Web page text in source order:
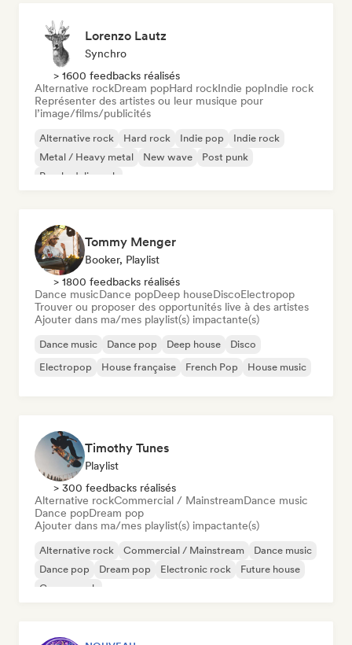
Lorenzo Lautz
Synchro
> 1600 feedbacks réalisés
Alternative rockDream popHard rockIndie popIndie rock
Représenter des artistes ou leur musique pour
l’image/films/publicités
Alternative rock Hard rock Indie pop
Indie rock
Metal / Heavy metal
New wave
Post punk
Psychedelic rock
Tommy Menger
Booker, Playlist
> 1800 feedbacks réalisés
Dance musicDance popDeep houseDiscoElectropop
Trouver ou proposer des opportunités live à des artistes
Ajouter dans ma/mes playlist(s) impactante(s)
Dance music Dance pop Deep house
Disco
Electropop
House française French Pop House music
Timothy Tunes
Playlist
> 300 feedbacks réalisés
Alternative rockCommercial / MainstreamDance music
Dance popDream pop
Ajouter dans ma/mes playlist(s) impactante(s)
Alternative rock Commercial / Mainstream
Dance music
Dance pop
Dream pop Electronic rock
Future house
Garage rock